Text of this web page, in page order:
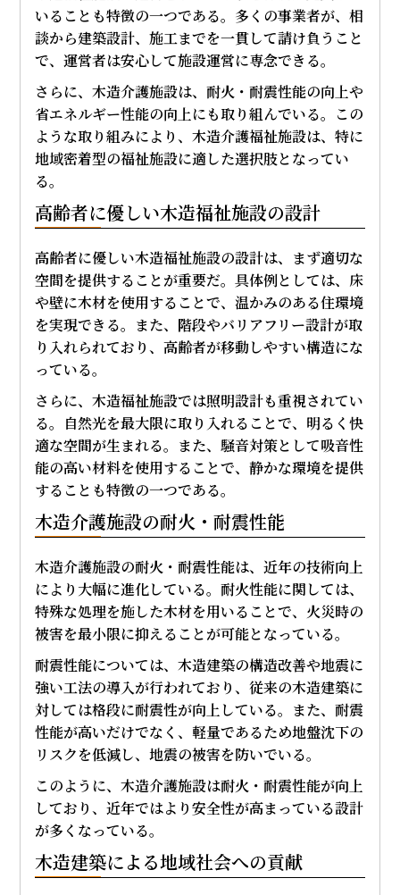
いることも特徴の一つである。多くの事業者が、相
談から建築設計、施工までを一貫して請け負うこと
で、運営者は安心して施設運営に専念できる。
さらに、木造介護施設は、耐火・耐震性能の向上や
省エネルギー性能の向上にも取り組んでいる。この
ような取り組みにより、木造介護福祉施設は、特に
地域密着型の福祉施設に適した選択肢となってい
る。
高齢者に優しい木造福祉施設の設計
高齢者に優しい木造福祉施設の設計は、まず適切な
空間を提供することが重要だ。具体例としては、床
や壁に木材を使用することで、温かみのある住環境
を実現できる。また、階段やバリアフリー設計が取
り入れられており、高齢者が移動しやすい構造にな
っている。
さらに、木造福祉施設では照明設計も重視されてい
る。自然光を最大限に取り入れることで、明るく快
適な空間が生まれる。また、騒音対策として吸音性
能の高い材料を使用することで、静かな環境を提供
することも特徴の一つである。
木造介護施設の耐火・耐震性能
木造介護施設の耐火・耐震性能は、近年の技術向上
により大幅に進化している。耐火性能に関しては、
特殊な処理を施した木材を用いることで、火災時の
被害を最小限に抑えることが可能となっている。
耐震性能については、木造建築の構造改善や地震に
強い工法の導入が行われており、従来の木造建築に
対しては格段に耐震性が向上している。また、耐震
性能が高いだけでなく、軽量であるため地盤沈下の
リスクを低減し、地震の被害を防いでいる。
このように、木造介護施設は耐火・耐震性能が向上
しており、近年ではより安全性が高まっている設計
が多くなっている。
木造建築による地域社会への貢献